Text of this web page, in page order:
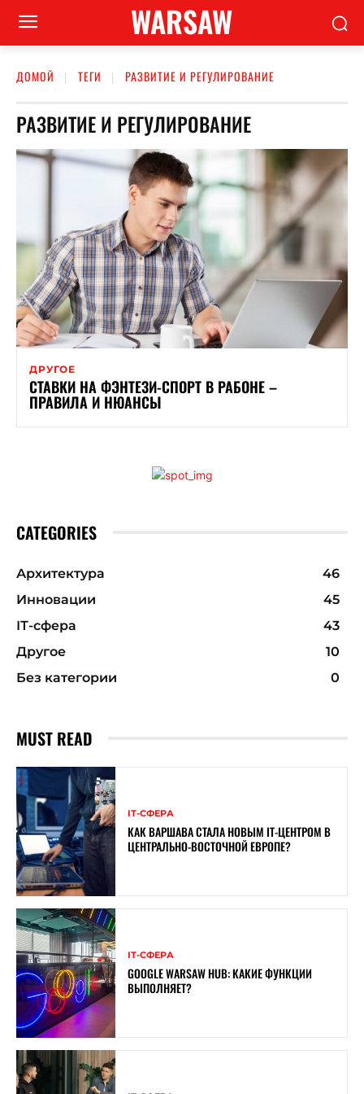
WARSAW
ДОМОЙ ТЕГИ РАЗВИТИЕ И РЕГУЛИРОВАНИЕ
РАЗВИТИЕ И РЕГУЛИРОВАНИЕ
ДРУГОЕ
СТАВКИ НА ФЭНТЕЗИ-СПОРТ В РАБОНЕ –
ПРАВИЛА И НЮАНСЫ
CATEGORIES
Архитектура
46
Инновации
45
ІТ-сфера
43
Другое
10
Без категории
0
MUST READ
ІТ-СФЕРА
КАК ВАРШАВА СТАЛА НОВЫМ IT-ЦЕНТРОМ В
ЦЕНТРАЛЬНО-ВОСТОЧНОЙ ЕВРОПЕ?
ІТ-СФЕРА
GOOGLE WARSAW HUB: КАКИЕ ФУНКЦИИ
ВЫПОЛНЯЕТ?